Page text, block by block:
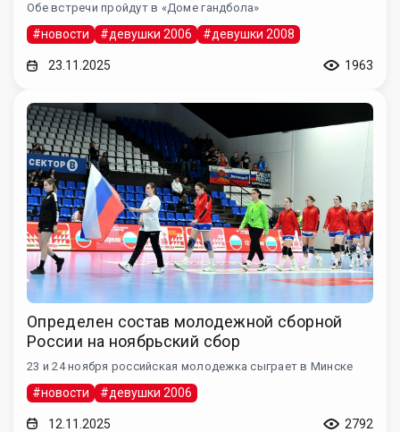
Обе встречи пройдут в «Доме гандбола»
#новости #девушки 2006 #девушки 2008
23.11.2025 1963
Определен состав молодежной сборной
России на ноябрьский сбор
23 и 24 ноября российская молодежка сыграет в Минске
#новости #девушки 2006
12.11.2025 2792